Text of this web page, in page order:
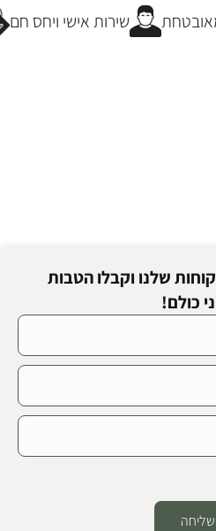
שירות אישי ויחס חם
שלנו וקבלו הטבות
כולם!
שליחה